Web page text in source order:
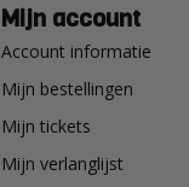
Mijn account
Account informatie
Mijn bestellingen
Mijn tickets
Mijn verlanglijst